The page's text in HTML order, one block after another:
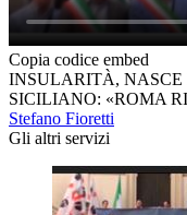
Copia codice embed
INSULARITÀ, NASCE
SICILIANO: «ROMA
Stefano Fioretti
Gli altri servizi